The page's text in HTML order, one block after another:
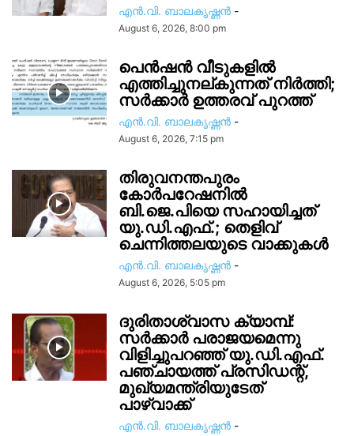
എൻ.വി. ബാലകൃഷ്ണൻ -
August 6, 2026, 8:00 pm
പെൻഷൻ വീടുകളിൽ
എത്തിച്ചുനല്കുന്നത് നിർത്തി;
സര്‍ക്കാർ ഉത്തരവ് പുറത്ത്
എൻ.വി. ബാലകൃഷ്ണൻ -
August 6, 2026, 7:15 pm
തിരുവനന്തപുരം
കോർപറേഷനിൽ
ബി.ജെ.പിയെ സഹായിച്ചത്
യു.ഡി.എഫ്.; തെളിവ്
ചെന്നിത്തലയുടെ വാക്കുകൾ
എൻ.വി. ബാലകൃഷ്ണൻ -
August 6, 2026, 5:05 pm
ദുരിതാശ്വാസ ക്യാമ്പ്:
സർക്കാർ പരാജയമെന്നു
വിളിച്ചുപറഞ്ഞ് യു.ഡി.എഫ്.
പഞ്ചായത്ത് പ്രസിഡന്റ്,
മുഖ്യമന്ത്രിയുടേത്
പാഴ്വാക്ക്
എൻ.വി. ബാലകൃഷ്ണൻ -